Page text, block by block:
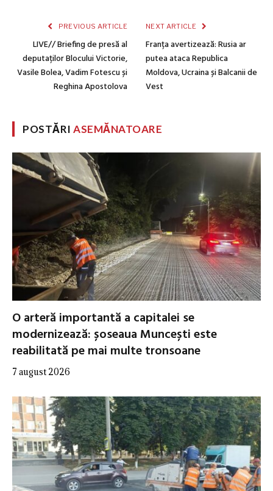
PREVIOUS ARTICLE
LIVE// Briefing de presă al
deputaților Blocului Victorie,
Vasile Bolea, Vadim Fotescu și
Reghina Apostolova
NEXT ARTICLE
Franța avertizează: Rusia ar
putea ataca Republica
Moldova, Ucraina și Balcanii de
Vest
POSTĂRIASEMĂNATOARE
O arteră importantă a capitalei se
modernizează: șoseaua Muncești este
reabilitată pe mai multe tronsoane
7 august 2026